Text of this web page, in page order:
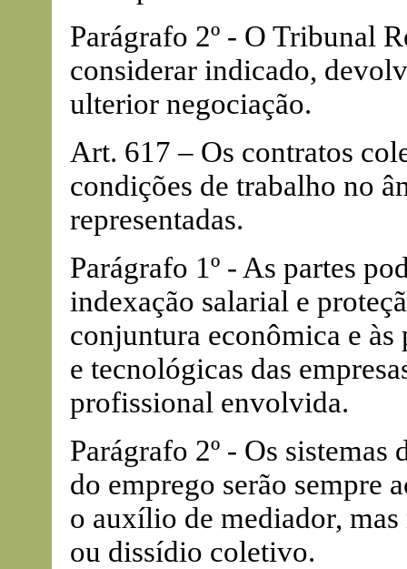
Parágrafo 2º - O Tribunal
considerar indicado,
ulterior negociação.
Art. 617 – Os contratos
condições de trabalho no
representadas.
Parágrafo 1º - As partes
indexação salarial e
conjuntura econômica e
e tecnológicas das
profissional envolvida.
Parágrafo 2º - Os
do emprego serão sempre
o auxílio de mediador,
ou dissídio coletivo.